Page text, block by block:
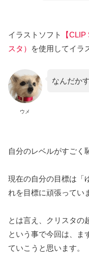
イラストソフト
【
スタ）
を使用してイラ
ウメ
なんだか
自分のレベルがすごく
現在の自分の目標は「
れを目標に頑張ってい
とは言え、クリスタの
という事で今回は、ま
ていこうと思います。